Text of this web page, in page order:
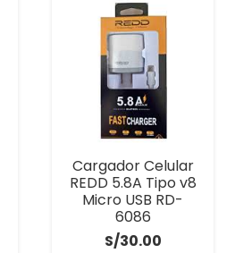
Cargador Celular
REDD 5.8A Tipo v8
Micro USB RD-
6086
S/30.00